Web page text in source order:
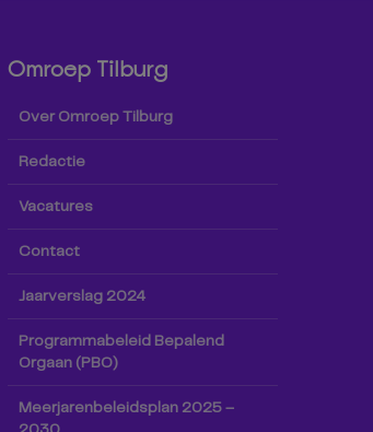
Omroep Tilburg
Over Omroep Tilburg
Redactie
Vacatures
Contact
Jaarverslag 2024
Programmabeleid Bepalend
Orgaan (PBO)
Meerjarenbeleidsplan 2025 –